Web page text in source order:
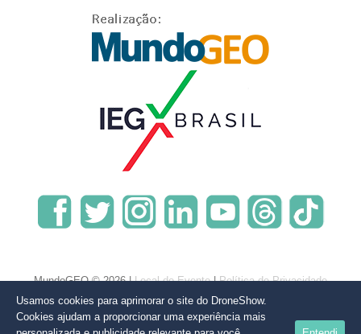
MundoGEO © 2026 |Local do Evento|Política de Privacidade
Usamos cookies para aprimorar o site do DroneShow.
Cookies ajudam a proporcionar uma experiência mais